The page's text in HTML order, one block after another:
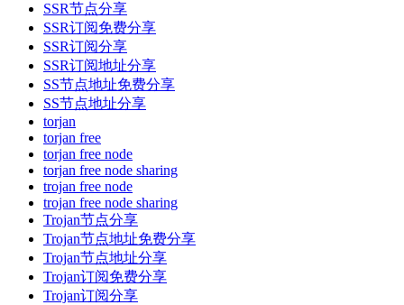
SSR节点分享
SSR订阅免费分享
SSR订阅分享
SSR订阅地址分享
SS节点地址免费分享
SS节点地址分享
torjan
torjan free
torjan free node
torjan free node sharing
trojan free node
trojan free node sharing
Trojan节点分享
Trojan节点地址免费分享
Trojan节点地址分享
Trojan订阅免费分享
Trojan订阅分享